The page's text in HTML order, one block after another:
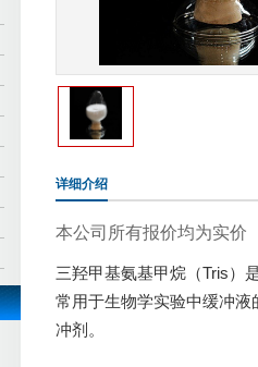
详细介绍
本公司所有报价均为实价
三羟甲基氨基甲烷（Tris）
常用于生物学实验中缓冲
冲剂。